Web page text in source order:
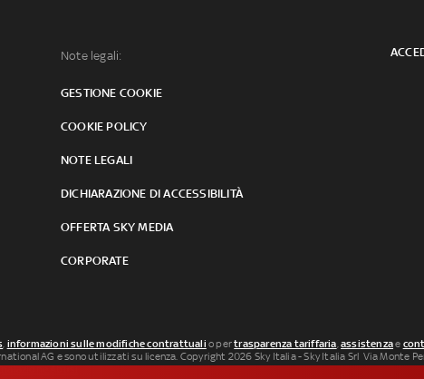
Note legali:
GESTIONE COOKIE
COOKIE POLICY
NOTE LEGALI
DICHIARAZIONE DI ACCESSIBILITÀ
OFFERTA SKY MEDIA
CORPORATE
, informazioni sulle modifiche contrattuali o pertrasparenza tariffaria,assistenzae
AG e sono utilizzati su licenza. Copyright 2026 Sky Italia - Sky Italia Srl Via Monte
Abusi